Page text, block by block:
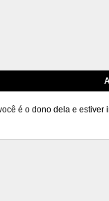
é o dono dela e estiver